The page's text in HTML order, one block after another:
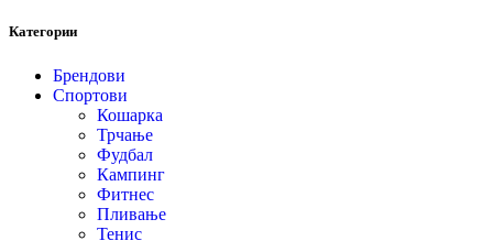
Категории
Брендови
Спортови
Кошарка
Трчање
Фудбал
Кампинг
Фитнес
Пливање
Тенис